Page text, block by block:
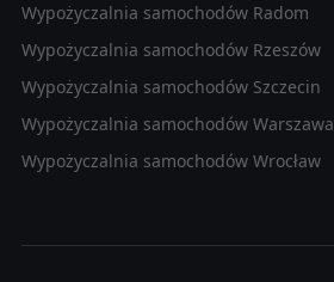
Wypożyczalnia samochodów Radom
Wypożyczalnia samochodów Rzeszów
Wypożyczalnia samochodów Szczecin
Wypożyczalnia samochodów Warszawa
Wypożyczalnia samochodów Wrocław